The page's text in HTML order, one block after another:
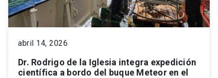
Académicos
Dirección Investigación
Estudiantes keyboard_arrow_down
abril 14, 2026
Dr. Rodrigo de la Iglesia integra expedición
científica a bordo del buque Meteor en el